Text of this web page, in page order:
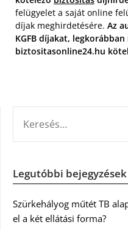
felügyelet a saját online
díjak meghirdetésére. Az
KGFB díjakat,
biztositasonline24.hu
Legutóbbi bejegyzések
Szürkehályog műtét TB
el a két ellátási forma?